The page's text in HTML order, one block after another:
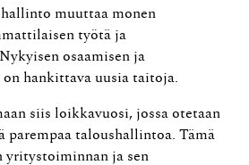
muuttaa monen
työtä ja
osaamisen ja
hankittava uusia taitoja.
siis loikkavuosi, jossa otetaan
parempaa taloushallintoa. Tämä
yritystoiminnan ja sen